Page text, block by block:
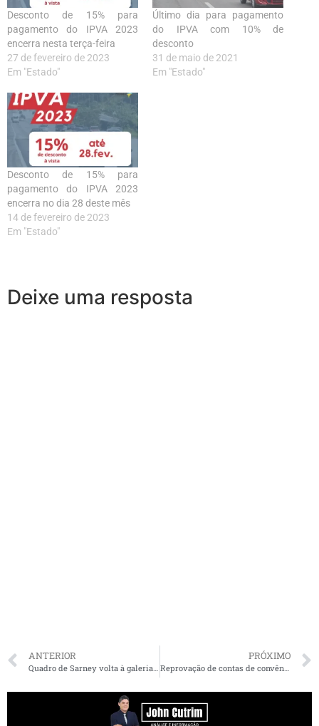
Desconto de 15% para
pagamento do IPVA 2023
encerra nesta terça-feira
27 de fevereiro de 2023
Em "Estado"
Último dia para pagamento
do IPVA com 10% de
desconto
31 de maio de 2021
Em "Estado"
Desconto de 15% para
pagamento do IPVA 2023
encerra no dia 28 deste mês
14 de fevereiro de 2023
Em "Estado"
Deixe uma resposta
ANTERIOR
Quadro de Sarney volta à galeria de ex-presidentes do Senado
PRÓXIMO
Reprovação de contas de convênio resulta em débito de R$ 2,6 milhões para a ex-deputada Teresa Murad